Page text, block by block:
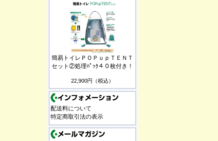
簡易トイレＰＯＰｕｐＴＥＮＴ
セット②処理ﾊﾟｯｸ４０枚付き！
22,900円（税込）
配送料について
特定商取引法の表示